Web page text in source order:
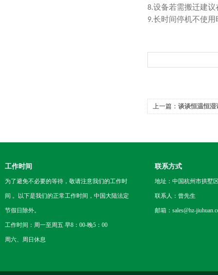
8.设备若需搬迁建
9.长时间停机不使
上一篇： 谈谈恒温恒湿
工作时间
为了避免不必要的等待，敬请注意我们的工作时
间 。以下是我们的正常工作时间，中国大陆法定
节假日除外。
工作时间：周一至周五 早8：00-晚5：00
周六、周日休息
联系方式
地址：中国杭州市拱墅
联系人：曾先生
邮箱：sales@hz-